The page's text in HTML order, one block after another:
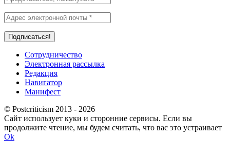
Сотрудничество
Электронная рассылка
Редакция
Навигатор
Манифест
© Postcriticism 2013 - 2026
Сайт использует куки и сторонние сервисы. Если вы
продолжите чтение, мы будем считать, что вас это устраивает
Ok